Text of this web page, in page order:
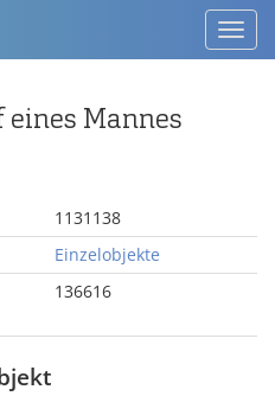
Mannes
1131138
Einzelobjekte
136616